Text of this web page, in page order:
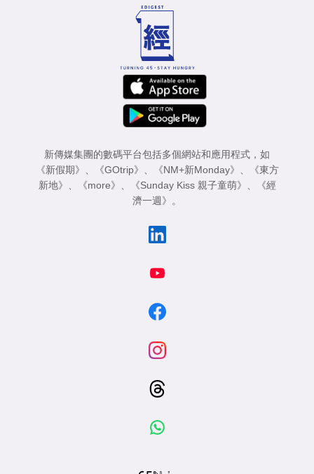
新傳媒集團的數碼平台包括多個網站和應用程式，如
《新假期》 、 《GOtrip》 、 《NM+新Monday》 、
《東方
新地》 、 《more》 、 《Sunday Kiss 親子童萌》 、
《經
濟一週》 。